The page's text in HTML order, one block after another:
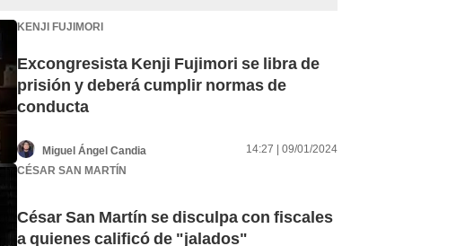
KENJI FUJIMORI
Excongresista Kenji Fujimori se libra de
prisión y deberá cumplir normas de
conducta
Miguel Ángel Candia
14:27 | 09/01/2024
CÉSAR SAN MARTÍN
César San Martín se disculpa con fiscales
a quienes calificó de "jalados"